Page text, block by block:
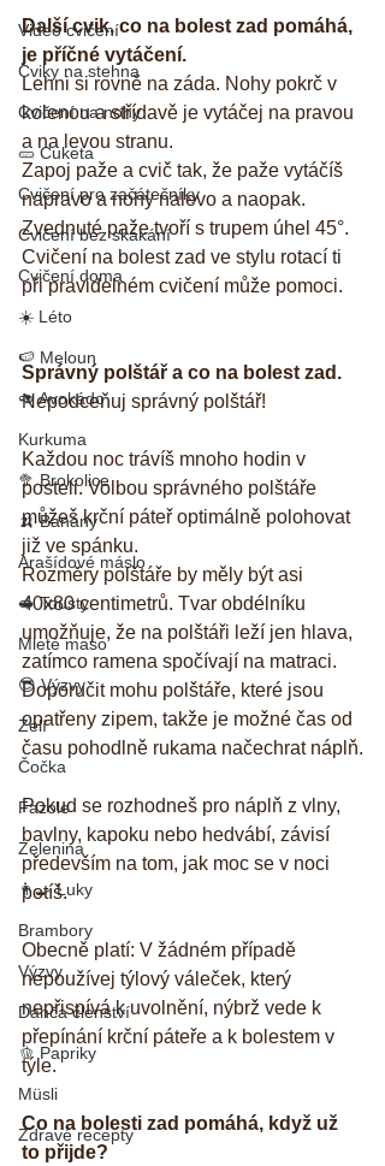
Video cvičení
Cviky na stehna
Cvičení na nohy
🥒 Cuketa
Cvičení pro začátečníky
Cvičení bez skákání
Cvičení doma
☀️ Léto
🍉 Meloun
🥑 Avokádo
Kurkuma
🥦 Brokolice
🍌 Banány
Arašídové máslo
🥪 Tousty
Mleté maso
😎 Výzvy
Zelí
Čočka
Fazole
Zelenina
👨‍🍳 Luky
Brambory
Výzvy
Danča členství
🫑 Papriky
Müsli
Zdravé recepty
Další cvik, co na bolest zad pomáhá,
je příčné vytáčení.
Lehni si rovně na záda. Nohy pokrč v
kolenou a střídavě je vytáčej na pravou
a na levou stranu.
Zapoj paže a cvič tak, že paže vytáčíš
napravo a nohy nalevo a naopak.
Zvednuté paže tvoří s trupem úhel 45°.
Cvičení na bolest zad ve stylu rotací ti
při pravidelném cvičení může pomoci.
Správný polštář a co na bolest zad.
Nepodceňuj správný polštář!
Každou noc trávíš mnoho hodin v
posteli. Volbou správného polštáře
můžeš krční páteř optimálně polohovat
již ve spánku.
Rozměry polštáře by měly být asi
40x80 centimetrů. Tvar obdélníku
umožňuje, že na polštáři leží jen hlava,
zatímco ramena spočívají na matraci.
Doporučit mohu polštáře, které jsou
opatřeny zipem, takže je možné čas od
času pohodlně rukama načechrat náplň.
Pokud se rozhodneš pro náplň z vlny,
bavlny, kapoku nebo hedvábí, závisí
především na tom, jak moc se v noci
potíš.
Obecně platí: V žádném případě
nepoužívej týlový váleček, který
nepřispívá k uvolnění, nýbrž vede k
přepínání krční páteře a k bolestem v
týle.
Co na bolesti zad pomáhá, když už
to přijde?